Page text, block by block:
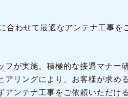
わせて最適なアンテナ工事を
が実施。積極的な接遇マナー
リングにより、お客様が求め
ンテナ工事をご依頼いただけ